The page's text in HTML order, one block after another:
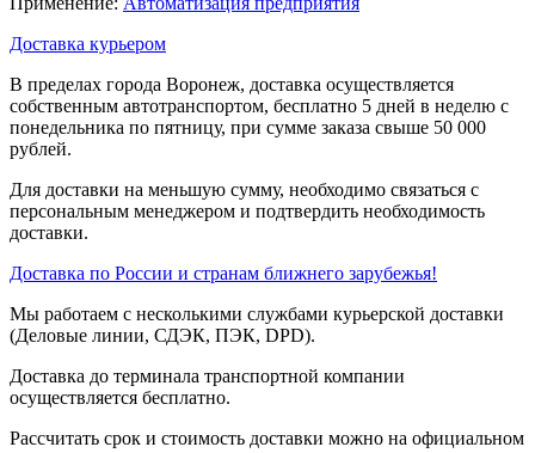
Доставка курьером
В пределах города Воронеж, доставка осуществляется
собственным автотранспортом, бесплатно 5 дней в неделю с
понедельника по пятницу, при сумме заказа свыше 50 000
рублей.
Для доставки на меньшую сумму, необходимо связаться с
персональным менеджером и подтвердить необходимость
доставки.
Доставка по России и странам ближнего зарубежья!
Мы работаем с несколькими службами курьерской доставки
(Деловые линии, СДЭК, ПЭК, DPD).
Доставка до терминала транспортной компании
осуществляется бесплатно.
Рассчитать срок и стоимость доставки можно на официальном